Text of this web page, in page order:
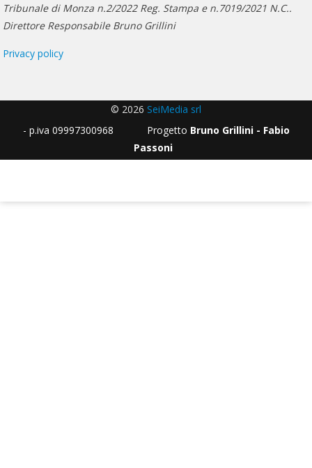
Tribunale di Monza n.2/2022 Reg. Stampa e n.7019/2021 N.C..
Direttore Responsabile Bruno Grillini
Privacy policy
© 2026 SeiMedia srl
- p.iva 09997300968 Progetto Bruno Grillini - Fabio
Passoni